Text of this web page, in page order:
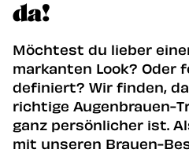
da!
Möchtest du lieber
markanten Look? Oder
definiert? Wir finden,
richtige Augenbrauen-
ganz persönlicher ist.
mit unseren Brauen-